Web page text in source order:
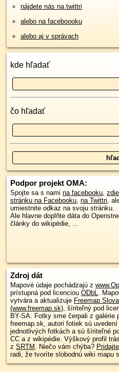
nájdete nás na twittri
alebo na faceboooku
alebo aj v správach
kde hľadať
čo hľadať
Podpor projekt OMA:
Spojte sa s nami na facebooku,
stránku na Facebooku, na Twittri,
umiestnite odkaz na svoju stránku.
Ale hlavne doplňte dáta do
články do wikipédie, ...
Zdroj dát
Mapové údaje pochádzajú z
prístupná pod licenciou ODbL.
vytvára a aktualizuje Freemap
(www.freemap.sk), šíriteľný pod
BY-SA. Fotky sme čerpali z galérie
freemap.sk, autori fotiek sú uvedení
jednotlivých fotkách a sú šíriteľné
CC a z wikipédie. Výškový profil
z SRTM . Niečo vám chýba?
radi, že tvoríte slobodnú wiki mapu